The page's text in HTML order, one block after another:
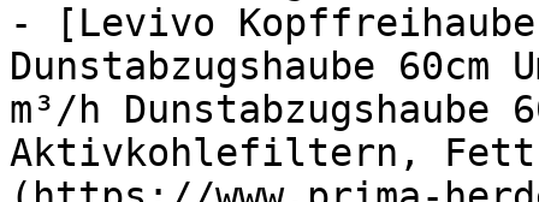
- [Levivo Kopffreihaube
Dunstabzugshaube
m³/h
Aktivkohlefiltern,